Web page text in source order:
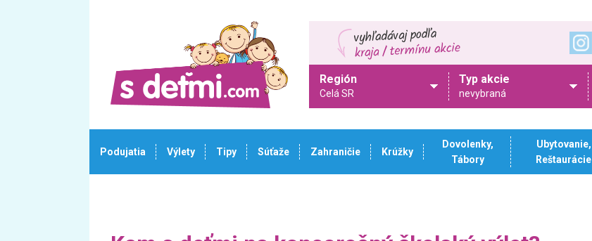
Región
Celá SR
Typ akcie
nevybraná
Podujatia Výlety Tipy Súťaže Zahraničie Krúžky
Dovolenky,
Tábory
Ubytovanie,
Reštaurácie